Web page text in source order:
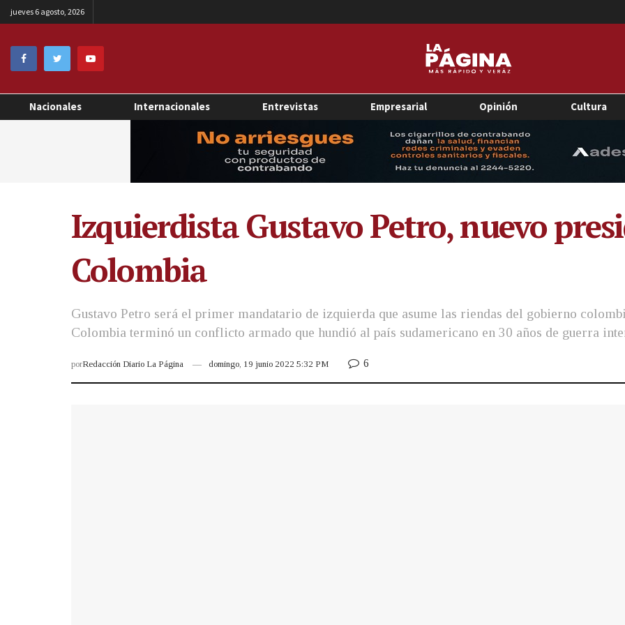
jueves 6 agosto, 2026
Nacionales Internacionales Entrevistas Empresarial Opinión Cultura
Izquierdista Gustavo Petro, nuevo
Colombia
Gustavo Petro será el primer mandatario de izquierda que asume las riendas del gobierno
Colombia terminó un conflicto armado que hundió al país sudamericano en 30 años de guerra
porRedacción Diario La Página domingo, 19 junio 2022 5:32 PM 6